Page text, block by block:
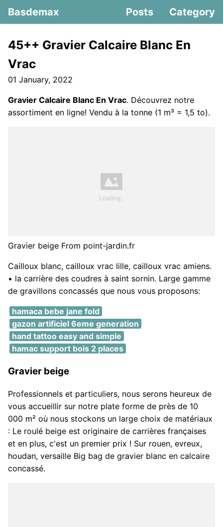
Basdemax Posts Category
45++ Gravier Calcaire Blanc En
Vrac
01 January, 2022
Gravier Calcaire Blanc En Vrac. Découvrez notre
assortiment en ligne! Vendu à la tonne (1 m³ = 1,5 to).
Gravier beige From point-jardin.fr
Cailloux blanc, cailloux vrac lille, cailloux vrac amiens.
• la carrière des coudres à saint sornin. Large gamme
de gravillons concassés que nous vous proposons:
hamaca bebe jane fold
gazon artificiel 6eme generation
hand tattoo easy and simple
hamac support bois 2 places
Gravier beige
Professionnels et particuliers, nous serons heureux de
vous accueillir sur notre plate forme de près de 10
000 m² où nous stockons un large choix de matériaux
: Le roulé beige est originaire de carrières françaises
et en plus, c'est un premier prix ! Sur rouen, evreux,
houdan, versaille Big bag de gravier blanc en calcaire
concassé.